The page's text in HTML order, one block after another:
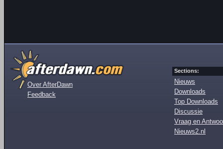
Over AfterDawn
Feedback
Sections:
Nieuws
Downloads
Top Downloads
Discussie
Vraag en
Nieuws2.nl